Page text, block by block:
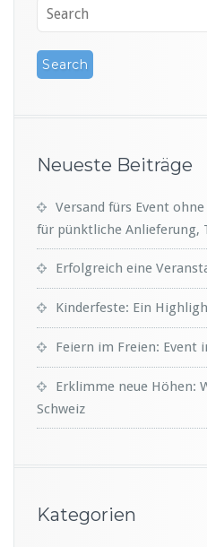
Neueste Beiträge
Versand fürs Event
für pünktliche Anlieferung,
Erfolgreich eine
Kinderfeste: Ein
Feiern im Freien: Event
Erklimme neue Höhen:
Schweiz
Kategorien